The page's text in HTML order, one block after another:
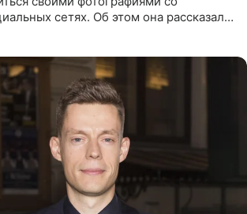
сетях. Об этом она рассказала